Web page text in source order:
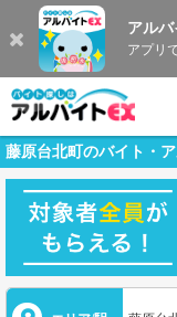
アルバ
アプリ
藤原台北町のバイト・